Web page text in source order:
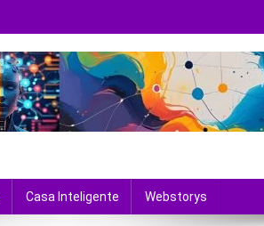
Casa Inteligente Webstorys